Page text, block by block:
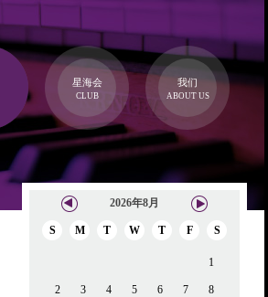
星海会
CLUB
我们
ABOUT US
2026年8月
S M T W T F S
1
2 3 4 5 6 7 8